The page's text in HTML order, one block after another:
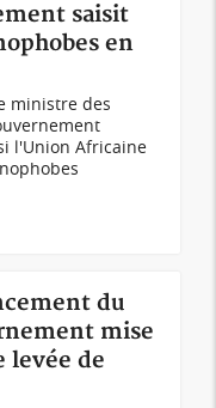
saisit
en
ministre des
l'Union Africaine
du
mise
levée de